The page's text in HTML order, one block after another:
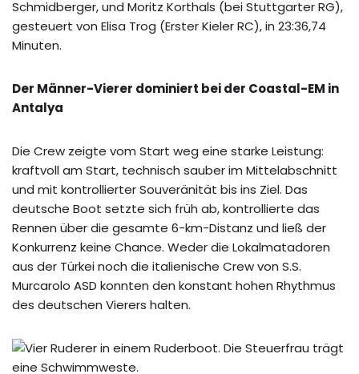
Schmidberger, und Moritz Korthals (bei Stuttgarter RG),
gesteuert von Elisa Trog (Erster Kieler RC), in 23:36,74
Minuten.
Der Männer-Vierer dominiert bei der Coastal-EM in
Antalya
Die Crew zeigte vom Start weg eine starke Leistung:
kraftvoll am Start, technisch sauber im Mittelabschnitt
und mit kontrollierter Souveränität bis ins Ziel. Das
deutsche Boot setzte sich früh ab, kontrollierte das
Rennen über die gesamte 6-km-Distanz und ließ der
Konkurrenz keine Chance. Weder die Lokalmatadoren
aus der Türkei noch die italienische Crew von S.S.
Murcarolo ASD konnten den konstant hohen Rhythmus
des deutschen Vierers halten.